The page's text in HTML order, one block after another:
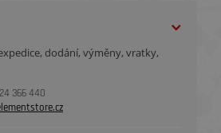
dodání, výměny, vratky,
366 440